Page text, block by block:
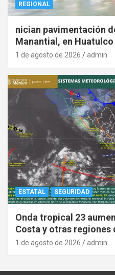
REGIONAL
nician pavimentación
Manantial, en Huatulco
1 de agosto de 2026 admin
ESTATAL SEGURIDAD
Onda tropical 23
Costa y otras regiones
1 de agosto de 2026 admin